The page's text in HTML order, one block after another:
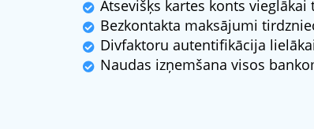
Atsevišķs kartes konts vieglākai
Bezkontakta maksājumi
Divfaktoru autentifikācija
Naudas izņemšana visos